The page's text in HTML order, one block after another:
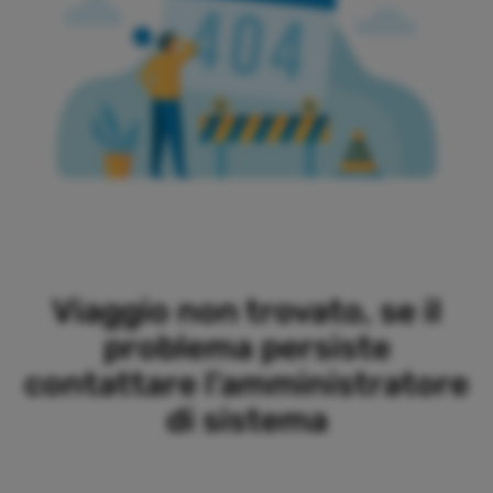
Viaggio non trovato, se il
problema persiste
contattare l'amministratore
di sistema